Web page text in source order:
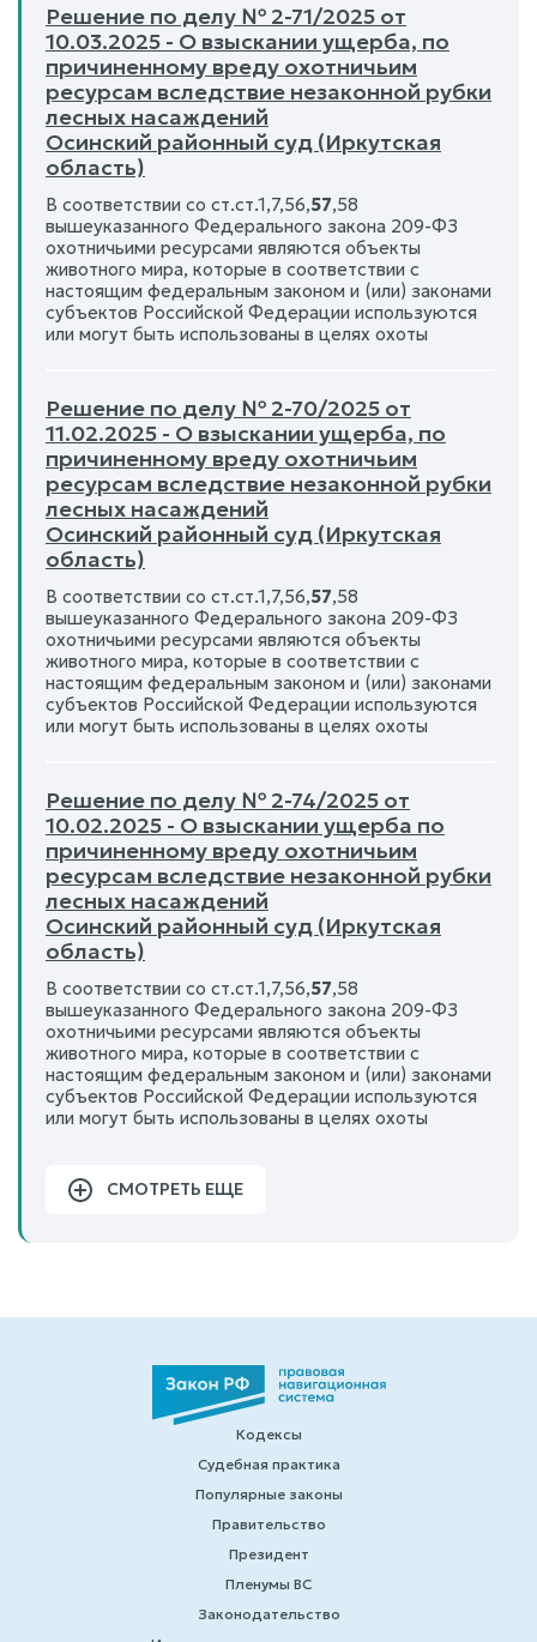
Решение по делу № 2-71/2025 от
10.03.2025 - О взыскании ущерба, по
причиненному вреду охотничьим
ресурсам вследствие незаконной рубки
лесных насаждений
Осинский районный суд (Иркутская
область)
В соответствии со ст.ст.1,7,56,57,58
вышеуказанного Федерального закона 209-ФЗ
охотничьими ресурсами являются объекты
животного мира, которые в соответствии с
настоящим федеральным законом и (или) законами
субъектов Российской Федерации используются
или могут быть использованы в целях охоты
Решение по делу № 2-70/2025 от
11.02.2025 - О взыскании ущерба, по
причиненному вреду охотничьим
ресурсам вследствие незаконной рубки
лесных насаждений
Осинский районный суд (Иркутская
область)
В соответствии со ст.ст.1,7,56,57,58
вышеуказанного Федерального закона 209-ФЗ
охотничьими ресурсами являются объекты
животного мира, которые в соответствии с
настоящим федеральным законом и (или) законами
субъектов Российской Федерации используются
или могут быть использованы в целях охоты
Решение по делу № 2-74/2025 от
10.02.2025 - О взыскании ущерба по
причиненному вреду охотничьим
ресурсам вследствие незаконной рубки
лесных насаждений
Осинский районный суд (Иркутская
область)
В соответствии со ст.ст.1,7,56,57,58
вышеуказанного Федерального закона 209-ФЗ
охотничьими ресурсами являются объекты
животного мира, которые в соответствии с
настоящим федеральным законом и (или) законами
субъектов Российской Федерации используются
или могут быть использованы в целях охоты
СМОТРЕТЬ ЕЩЕ
Кодексы
Судебная практика
Популярные законы
Правительство
Президент
Пленумы ВС
Законодательство